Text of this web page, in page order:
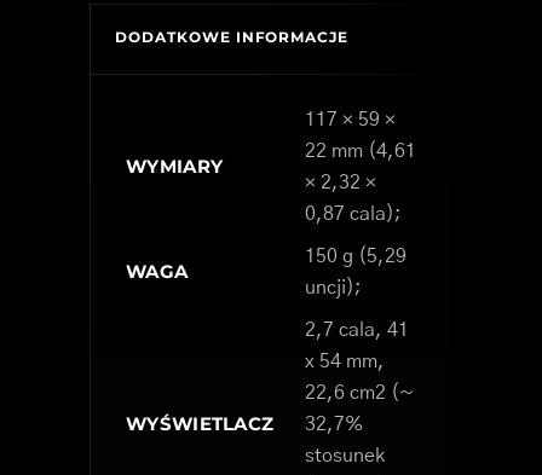
DODATKOWE INFORMACJE
WYMIARY
117 × 59 ×
22 mm (4,61
× 2,32 ×
0,87 cala);
WAGA
150 g (5,29
uncji);
WYŚWIETLACZ
2,7 cala, 41
x 54 mm,
22,6 cm2 (~
32,7%
stosunek